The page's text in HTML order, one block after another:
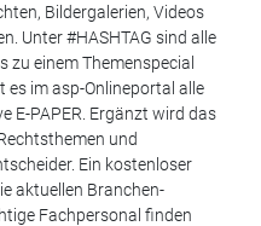
Bildergalerien, Videos
Unter #HASHTAG sind alle
zu einem Themenspecial
im asp-Onlineportal alle
E-PAPER. Ergänzt wird das
und
Ein kostenloser
aktuellen Branchen-
Fachpersonal finden